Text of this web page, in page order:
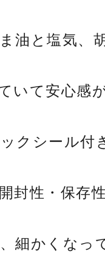
油と塩気、
いて安心感
クシール
封性・保存
細かくな